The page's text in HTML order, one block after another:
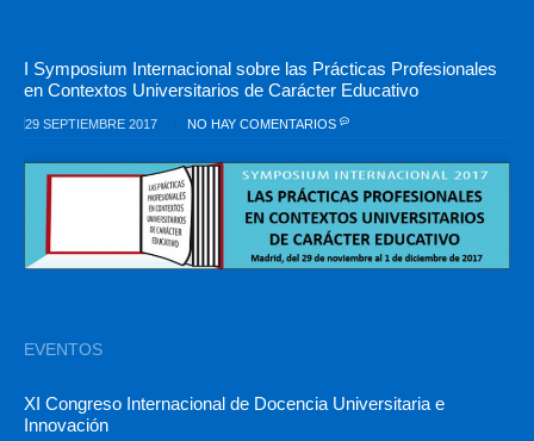
I Symposium Internacional sobre las Prácticas Profesionales
en Contextos Universitarios de Carácter Educativo
29 SEPTIEMBRE 2017 NO HAY COMENTARIOS
EVENTOS
XI Congreso Internacional de Docencia Universitaria e
Innovación